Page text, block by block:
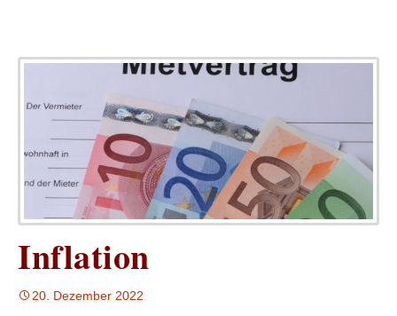
Inflation
20. Dezember 2022